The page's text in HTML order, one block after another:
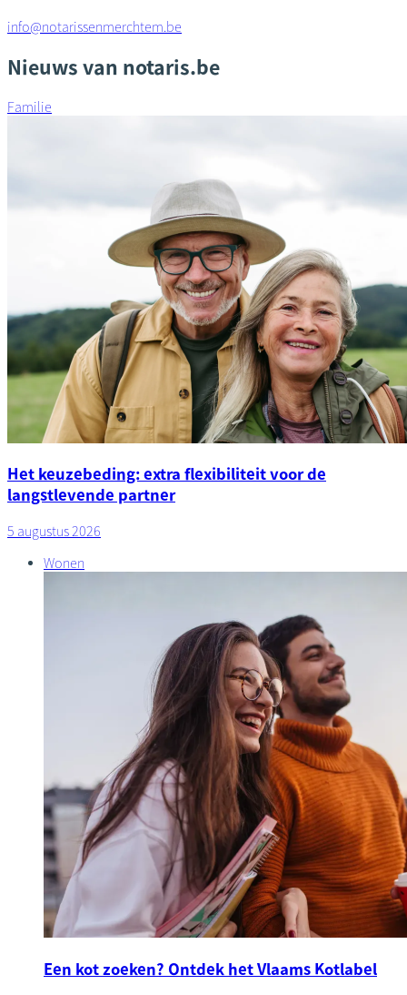
info@notarissenmerchtem.be
Nieuws van notaris.be
Familie
Het keuzebeding: extra flexibiliteit voor de
langstlevende partner
5 augustus 2026
Wonen
Een kot zoeken? Ontdek het Vlaams Kotlabel